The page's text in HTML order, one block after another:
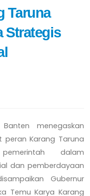
Taruna
Strategis
menegaskan
Karang Taruna
dalam
dan pemberdayaan
Gubernur
Temu Karya Karang